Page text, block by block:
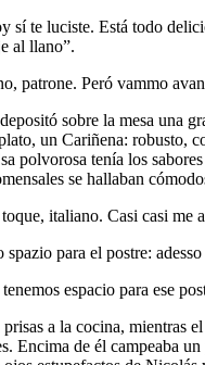
sí te luciste. Está todo
al llano”.
patrone. Peró vammo
sobre la mesa una
un Cariñena: robusto,
polvorosa tenía los
se hallaban
italiano. Casi casi me
spazio para el postre:
tenemos espacio para ese
a la cocina, mientras
Encima de él campeaba